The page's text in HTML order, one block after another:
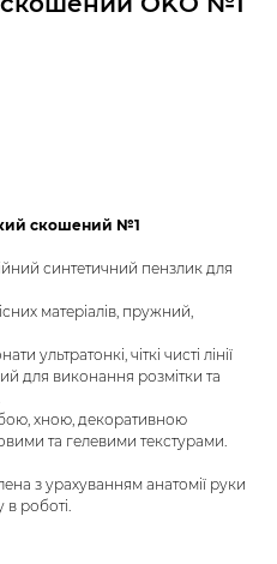
скошений №1
синтетичний пензлик для
матеріалів, пружний,
ультратонкі, чіткі чисті лінії
для виконання розмітки та
хною, декоративною
та гелевими текстурами.
з урахуванням анатомії руки
роботі.